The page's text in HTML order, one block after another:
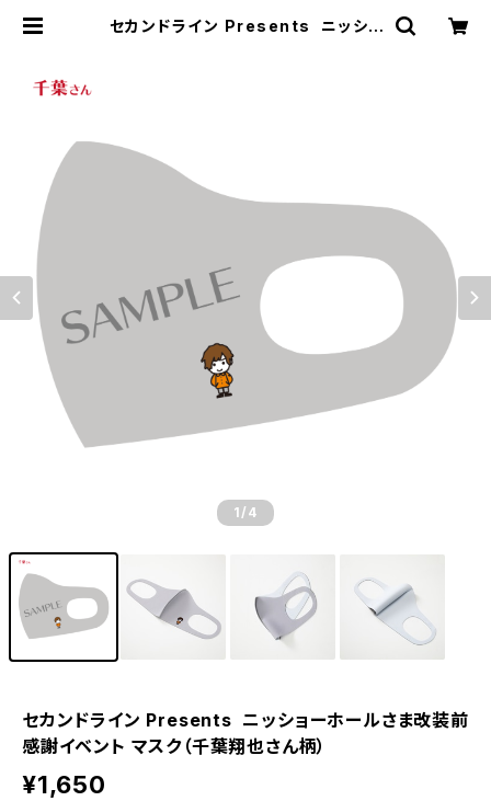
セカンドライン Presents ニッショ
1 /4
セカンドライン Presents ニッショーホールさま改装前
感謝イベント マスク（千葉翔也さん柄）
¥1,650